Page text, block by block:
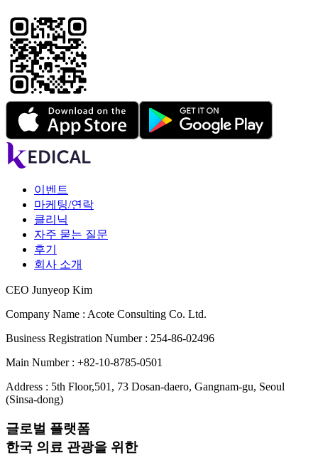
이벤트
마케팅/연락
클리닉
자주 묻는 질문
후기
회사 소개
CEO Junyeop Kim
Company Name : Acote Consulting Co. Ltd.
Business Registration Number : 254-86-02496
Main Number : +82-10-8785-0501
Address : 5th Floor,501, 73 Dosan-daero, Gangnam-gu, Seoul
(Sinsa-dong)
글로벌 플랫폼
한국 의료 관광을 위한